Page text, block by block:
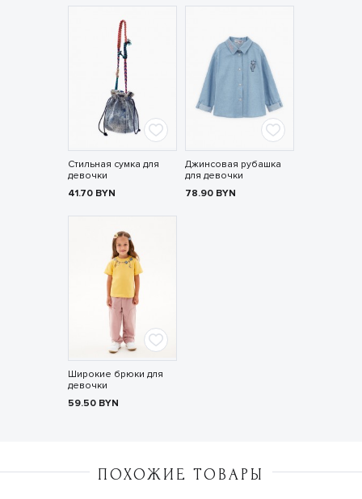
Стильная сумка для
девочки
41.70 BYN
Джинсовая рубашка
для девочки
78.90 BYN
Широкие брюки для
девочки
59.50 BYN
ПОХОЖИЕ ТОВАРЫ